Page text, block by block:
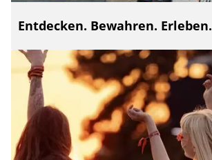
Entdecken. Bewahren. Erleben.